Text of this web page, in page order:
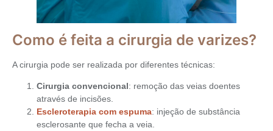
Como é feita a cirurgia de varizes?
A cirurgia pode ser realizada por diferentes técnicas:
Cirurgia convencional: remoção das veias doentes
através de incisões.
Escleroterapia com espuma: injeção de substância
esclerosante que fecha a veia.